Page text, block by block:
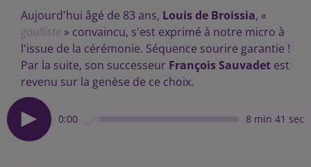
Aujourd'hui âgé de 83 ans, Louis de Broissia, «
gaulliste » convaincu, s'est exprimé à notre micro à
l'issue de la cérémonie. Séquence sourire garantie !
Par la suite, son successeur François Sauvadet est
revenu sur la genèse de ce choix.
0:00 8 min 41 sec